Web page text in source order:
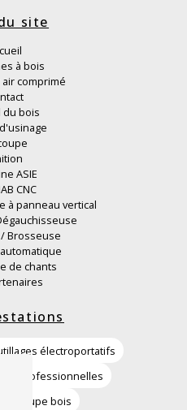
site
à bois
comprimé
du bois
ASIE
CNC
à panneau vertical
Brosseuse
de chants
électroportatifs
professionnelles
découpe bois